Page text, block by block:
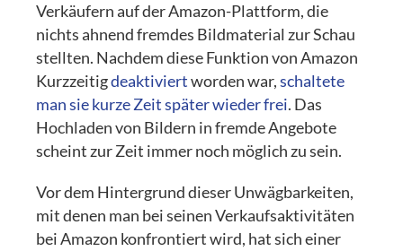
Verkäufern auf der Amazon-Plattform, die
nichts ahnend fremdes Bildmaterial zur Schau
stellten. Nachdem diese Funktion von Amazon
Kurzzeitigdeaktiviertworden war,schaltete
man sie kurze Zeit später wieder frei. Das
Hochladen von Bildern in fremde Angebote
scheint zur Zeit immer noch möglich zu sein.
Vor dem Hintergrund dieser Unwägbarkeiten,
mit denen man bei seinen Verkaufsaktivitäten
bei Amazon konfrontiert wird, hat sich einer